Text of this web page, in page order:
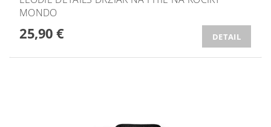
MONDO
25,90 € DETAIL